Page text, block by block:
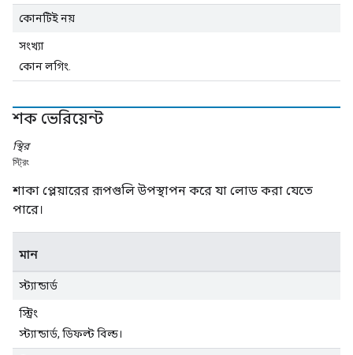
কোনটিই নয়
সংখ্যা
কোন লগিং.
শক ভেরিয়েন্ট
স্থির
স্ট্রিং
শাকা প্লেয়ারের রূপগুলি উপস্থাপন করে যা লোড করা যেতে
পারে।
মান
স্ট্যান্ডার্ড
স্ট্রিং
স্ট্যান্ডার্ড, ডিফল্ট বিল্ড।